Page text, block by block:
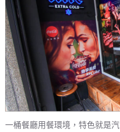
一桶餐廳用餐環境，特色就是